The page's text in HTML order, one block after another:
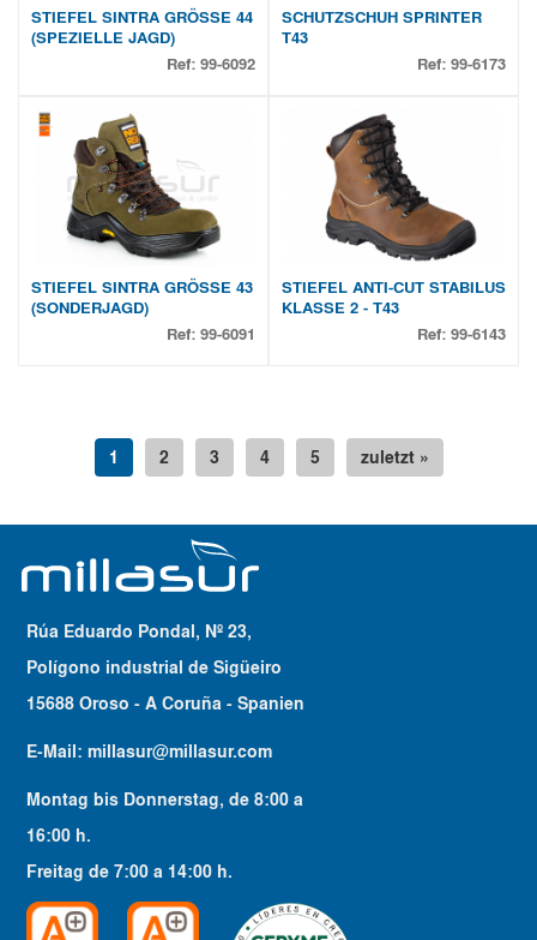
STIEFEL SINTRA GRÖSSE 44
(SPEZIELLE JAGD)
Ref: 99-6092
SCHUTZSCHUH SPRINTER
T43
Ref: 99-6173
STIEFEL SINTRA GRÖSSE 43
(SONDERJAGD)
Ref: 99-6091
STIEFEL ANTI-CUT STABILUS
KLASSE 2 - T43
Ref: 99-6143
1 2 3 4 5 zuletzt »
Rúa Eduardo Pondal, Nº 23,
Polígono industrial de Sigüeiro
15688 Oroso - A Coruña - Spanien
E-Mail:millasur@millasur.com
Montag bis Donnerstag, de8:00 a
16:00 h.
Freitag de7:00 a 14:00 h.